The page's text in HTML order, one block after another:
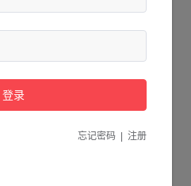
登录
忘记密码 注册